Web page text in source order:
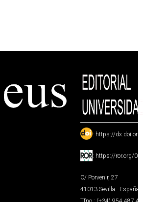
: https://
: https://ror.org/
C/ Porvenir, 27
41013 Sevilla · España